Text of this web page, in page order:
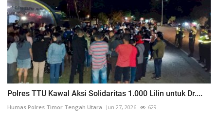
Polres TTU Kawal Aksi Solidaritas 1.000 Lilin untuk Dr....
Humas Polres Timor Tengah Utara Jun 27, 2026 629